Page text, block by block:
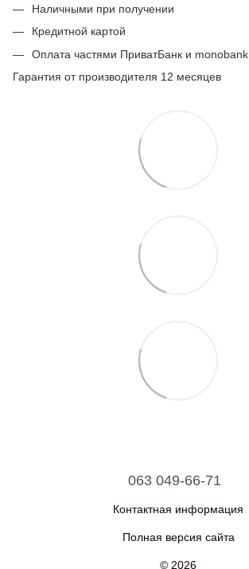
Наличными при получении
Кредитной картой
Оплата частями ПриватБанк и monobank
Гарантия от производителя 12 месяцев
063 049-66-71
Контактная информация
Полная версия сайта
© 2026